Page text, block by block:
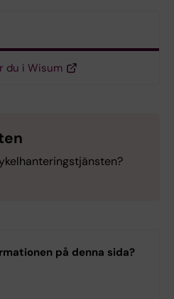
du i Wisum
på denna sida?